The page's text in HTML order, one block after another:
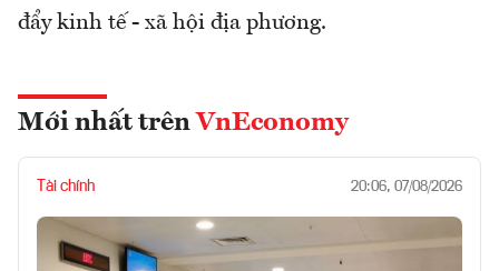
đẩy kinh tế - xã hội địa phương.
Mới nhất trên VnEconomy
Tài chính 20:06, 07/08/2026